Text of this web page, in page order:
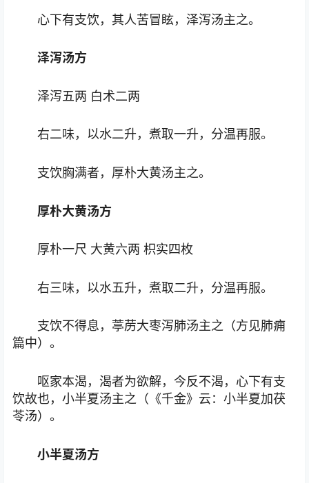
心下有支饮，其人苦冒眩，泽泻汤主之。
泽泻汤方
泽泻五两 白术二两
右二味，以水二升，煮取一升，分温再服。
支饮胸满者，厚朴大黄汤主之。
厚朴大黄汤方
厚朴一尺 大黄六两 枳实四枚
右三味，以水五升，煮取二升，分温再服。
支饮不得息，葶苈大枣泻肺汤主之（方见肺痈
篇中）。
呕家本渴，渴者为欲解，今反不渴，心下有支
饮故也，小半夏汤主之（《千金》云：小半夏加茯
苓汤）。
小半夏汤方